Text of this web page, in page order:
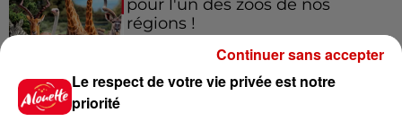
pour l'un des zoos de nos
régions !
Le respect de votre vie privée est notre
priorité
Continuer sans accepter